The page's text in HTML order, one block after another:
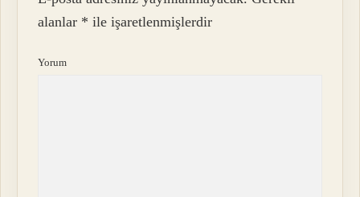
alanlar * ile işaretlenmişlerdir
Yorum